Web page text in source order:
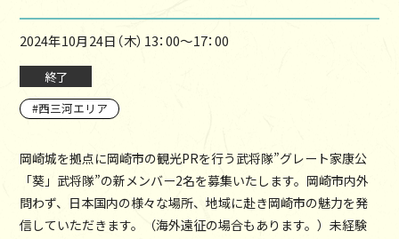
2024年10月24日（木）13：00～17：00
終了
西三河エリア
岡崎城を拠点に岡崎市の観光PRを行う武将隊”グレート家康公
「葵」武将隊”の新メンバー2名を募集いたします。岡崎市内外
問わず、日本国内の様々な場所、地域に赴き岡崎市の魅力を発
信していただきます。（海外遠征の場合もあります。）未経験